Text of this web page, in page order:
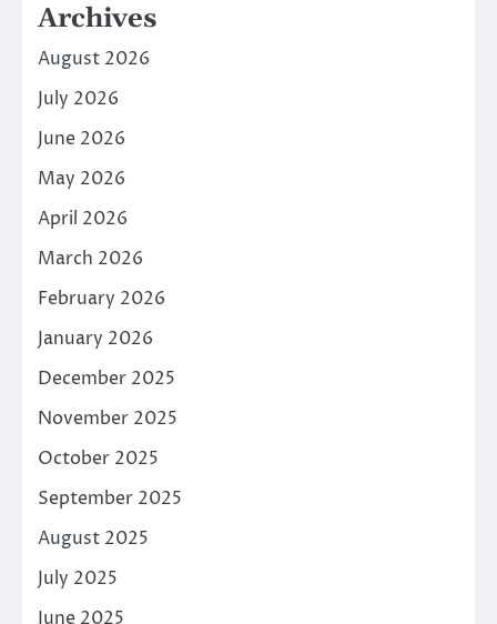
Archives
August 2026
July 2026
June 2026
May 2026
April 2026
March 2026
February 2026
January 2026
December 2025
November 2025
October 2025
September 2025
August 2025
July 2025
June 2025